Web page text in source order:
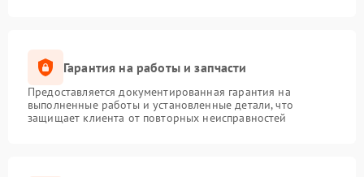
Гарантия на работы и запчасти
Предоставляется документированная гарантия на
выполненные работы и установленные детали, что
защищает клиента от повторных неисправностей